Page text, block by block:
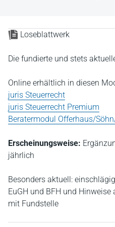
Loseblattwerk
Die fundierte und stets
Online erhältlich in diesen
juris Steuerrecht
juris Steuerrecht Premium
Beratermodul Offerhaus/
Erscheinungsweise:
jährlich
Besonders aktuell:
EuGH und BFH und
mit Fundstelle